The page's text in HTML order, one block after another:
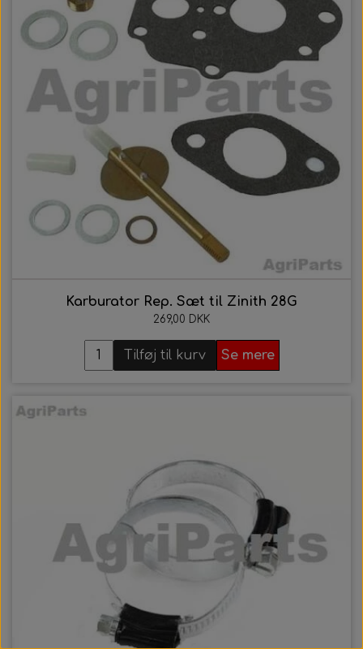
Karburator Rep. Sæt til Zinith 28G
269,00 DKK
Tilføj til kurv Se mere